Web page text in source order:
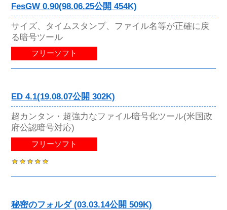
FesGW 0.90(98.06.25公開 454K)
サイズ、タイムスタンプ、ファイル名等が正確に戻
る暗号ツール
フリーソフト
ED 4.1(19.08.07公開 302K)
超カンタン・超強力なファイル暗号化ツール(米国政
府公認暗号対応)
フリーソフト
秘密のフォルダ (03.03.14公開 509K)